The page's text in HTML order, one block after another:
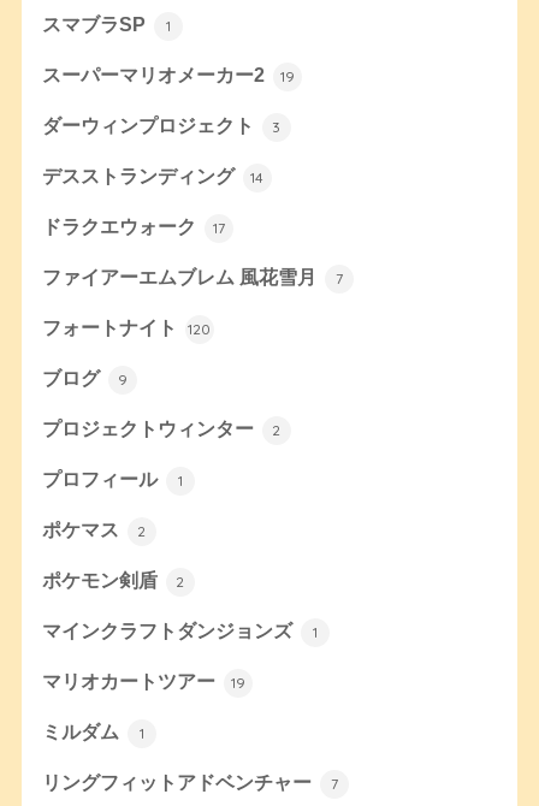
スマブラSP 1
スーパーマリオメーカー2 19
ダーウィンプロジェクト 3
デスストランディング 14
ドラクエウォーク 17
ファイアーエムブレム 風花雪月 7
フォートナイト 120
ブログ 9
プロジェクトウィンター 2
プロフィール 1
ポケマス 2
ポケモン剣盾 2
マインクラフトダンジョンズ 1
マリオカートツアー 19
ミルダム 1
リングフィットアドベンチャー 7